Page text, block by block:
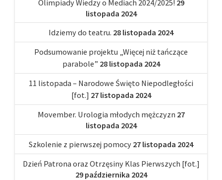
Olimpiady Wiedzy o Mediach 2024/2025! 29
listopada 2024
Idziemy do teatru. 28 listopada 2024
Podsumowanie projektu „Więcej niż tańczące
parabole” 28 listopada 2024
11 listopada – Narodowe Święto Niepodległości
[fot.] 27 listopada 2024
Movember. Urologia młodych mężczyzn 27
listopada 2024
Szkolenie z pierwszej pomocy 27 listopada 2024
Dzień Patrona oraz Otrzęsiny Klas Pierwszych [fot.]
29 października 2024